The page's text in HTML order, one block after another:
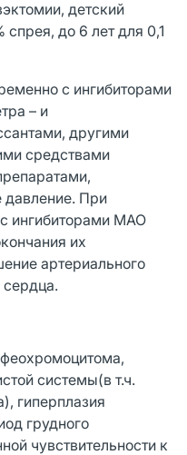
детский
спрея, до 6 лет для 0,1
с ингибиторами
– и
другими
средствами
При
ингибиторами МАО
их
артериального
системы(в т.ч.
гиперплазия
грудного
чувствительности к